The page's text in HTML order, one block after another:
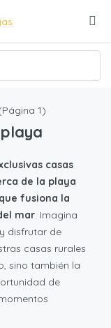
1)
casas
de la playa
fusiona la
mar. Imagina
disfrutar de
casas rurales
sino también la
de